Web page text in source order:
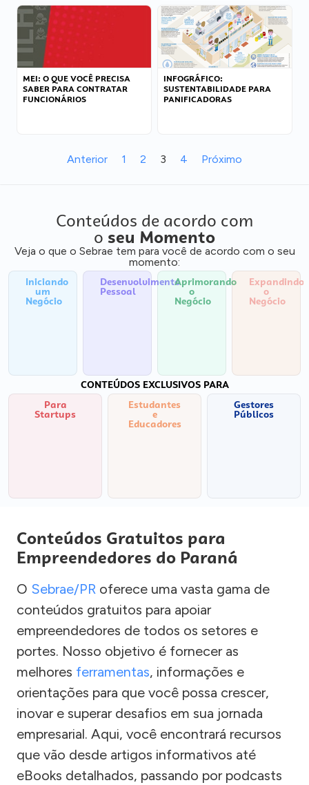
MEI: O QUE VOCÊ PRECISA
SABER PARA CONTRATAR
FUNCIONÁRIOS
INFOGRÁFICO:
SUSTENTABILIDADE PARA
PANIFICADORAS
Anterior 1 2 3 4 Próximo
Conteúdos de acordo com
o seu Momento
Veja o que o Sebrae tem para você de acordo com o seu
momento:
Iniciando
um
Negócio
Desenvolvimento
Pessoal
Aprimorando
o
Negócio
Expandindo
o
Negócio
CONTEÚDOS EXCLUSIVOS PARA
Para
Startups
Estudantes
e
Educadores
Gestores
Públicos
Conteúdos Gratuitos para
Empreendedores do Paraná
O Sebrae/PR oferece uma vasta gama de
conteúdos gratuitos para apoiar
empreendedores de todos os setores e
portes. Nosso objetivo é fornecer as
melhores ferramentas, informações e
orientações para que você possa crescer,
inovar e superar desafios em sua jornada
empresarial. Aqui, você encontrará recursos
que vão desde artigos informativos até
eBooks detalhados, passando por podcasts